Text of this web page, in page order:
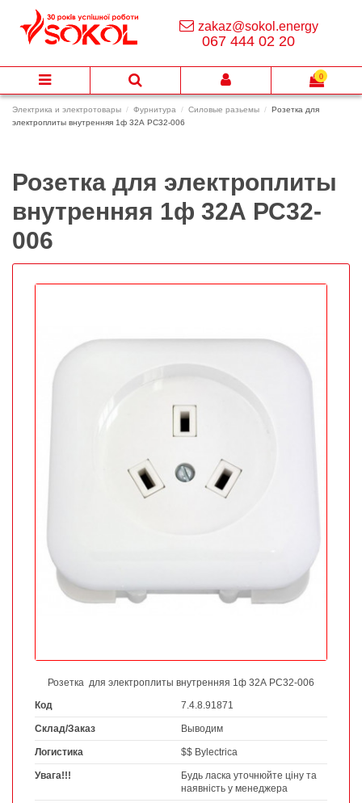
Электрика и электротовары Фурнитура Силовые разьемы
Розетка для
электроплиты внутренняя 1ф 32А РС32-006
Розетка для электроплиты
внутренняя 1ф 32А РС32-
006
Розетка для электроплиты внутренняя 1ф 32А РС32-006
Код
7.4.8.91871
Склад/Заказ Выводим
Логистика $$ Bylectrica
Увага!!!
Будь ласка уточнюйте ціну та
наявність у менеджера
zakaz@sokol.energy
067 444 02 20
0